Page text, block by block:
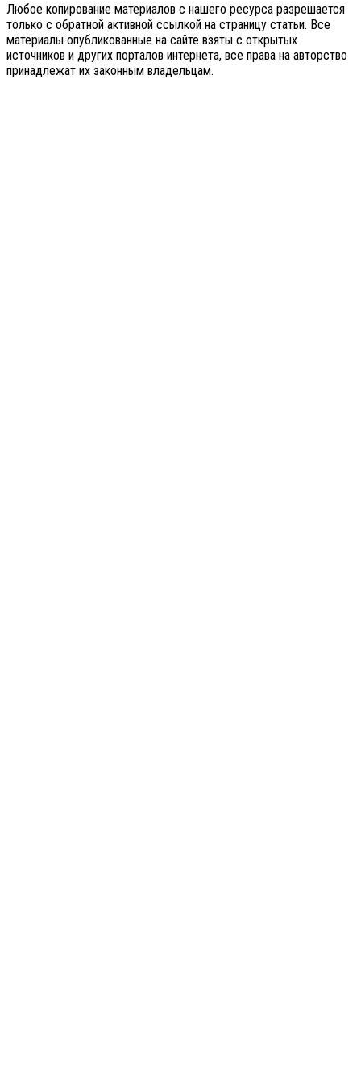
Любое копирование материалов с нашего ресурса разрешается
только с обратной активной ссылкой на страницу статьи. Все
материалы опубликованные на сайте взяты с открытых
источников и других порталов интернета, все права на авторство
принадлежат их законным владельцам.